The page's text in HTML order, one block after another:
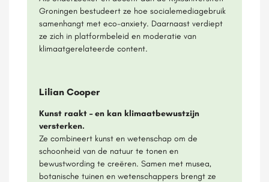
Groningen bestudeert ze hoe socialemediagebruik
samenhangt met eco-anxiety. Daarnaast verdiept
ze zich in platformbeleid en moderatie van
klimaatgerelateerde content.
Lilian Cooper
Kunst raakt – en kan klimaatbewustzijn
versterken.
Ze combineert kunst en wetenschap om de
schoonheid van de natuur te tonen en
bewustwording te creëren. Samen met musea,
botanische tuinen en wetenschappers brengt ze